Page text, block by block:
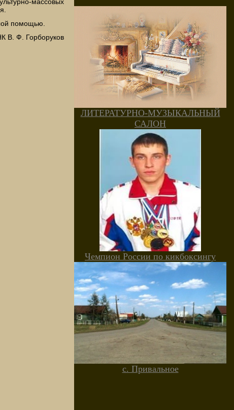
массовых
помощью.
В. Ф. Горборуков
ЛИТЕРАТУРНО-МУЗЫКАЛЬНЫЙ
САЛОН
Чемпион России по кикбоксингу
с. Привальное